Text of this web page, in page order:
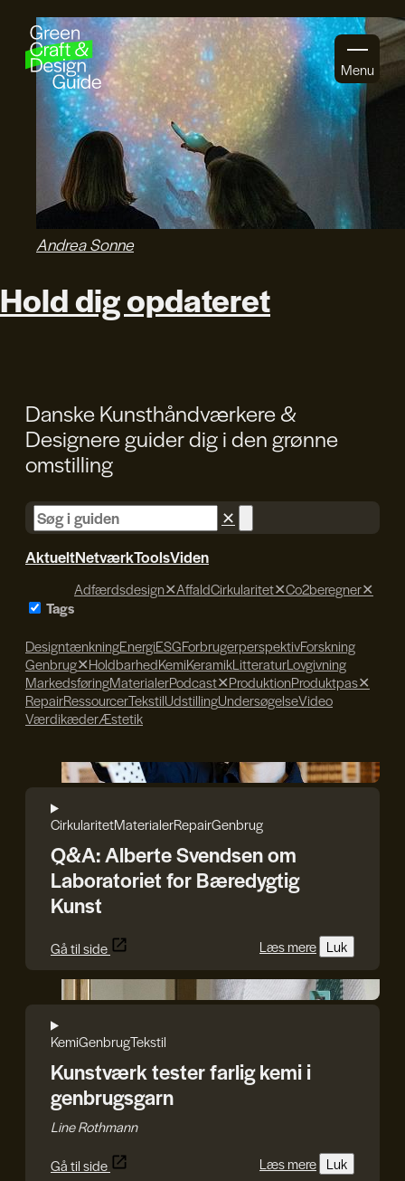
Gå til indhold
Menu
Andrea Sonne
Hold dig opdateret
Danske Kunsthåndværkere &
Designere guider dig i dengrønne
omstilling
✕
AktueltNetværkToolsViden
Tags
Adfærdsdesign✕AffaldCirkularitet✕Co2beregner✕
DesigntænkningEnergiESGForbrugerperspektivForskning
Genbrug✕HoldbarhedKemiKeramikLitteraturLovgivning
MarkedsføringMaterialerPodcast✕ProduktionProduktpas✕
RepairRessourcerTekstilUdstillingUndersøgelseVideo
VærdikæderÆstetik
Søren Svendsen
CirkularitetMaterialerRepairGenbrug
Q&A: Alberte Svendsen om
Laboratoriet for Bæredygtig
Kunst
Gå til side Læs mere Luk
Line Rothmann
KemiGenbrugTekstil
Kunstværk tester farlig kemi i
genbrugsgarn
Line Rothmann
Gå til side
Læs mere Luk